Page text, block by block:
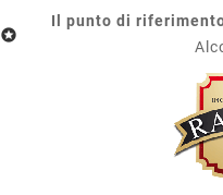

Il punto di